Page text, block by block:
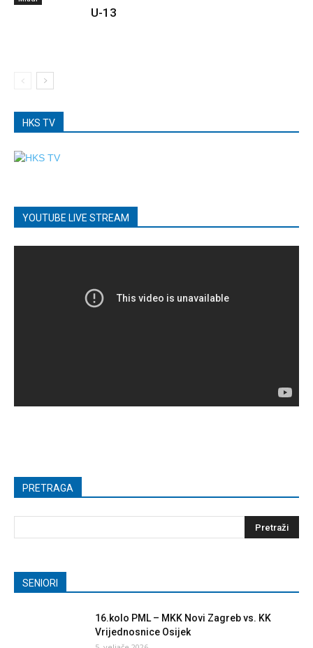
U-13
HKS TV
YOUTUBE LIVE STREAM
PRETRAGA
SENIORI
16.kolo PML – MKK Novi Zagreb vs. KK
Vrijednosnice Osijek